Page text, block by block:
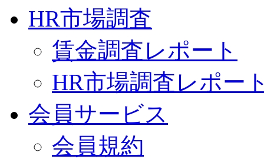
HR市場調査
賃金調査レポート
HR市場調査レポー
会員サービス
会員規約